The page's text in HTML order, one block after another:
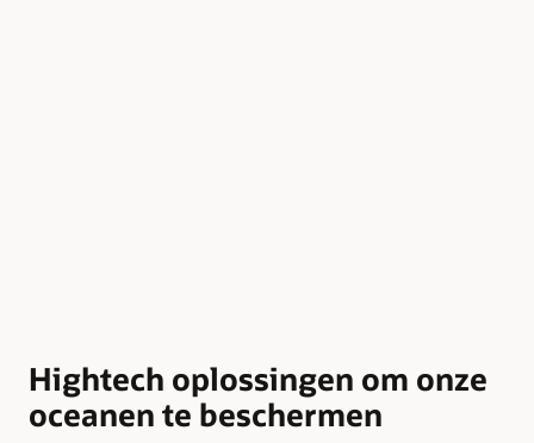
Hightech oplossingen om onze
oceanen te beschermen